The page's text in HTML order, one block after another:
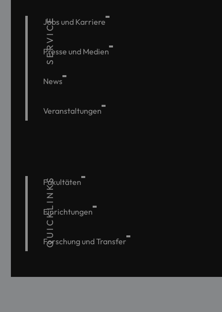
SERVICE
Jobs und Karriere
Presse und Medien
News
Veranstaltungen
QUICKLINKS
Fakultäten
Einrichtungen
Forschung und Transfer